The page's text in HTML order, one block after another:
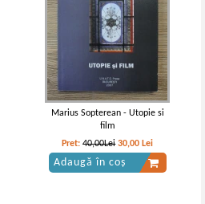
Marius Sopterean - Utopie si
film
Pret:40,00Lei 30,00 Lei
Adaugă în coș